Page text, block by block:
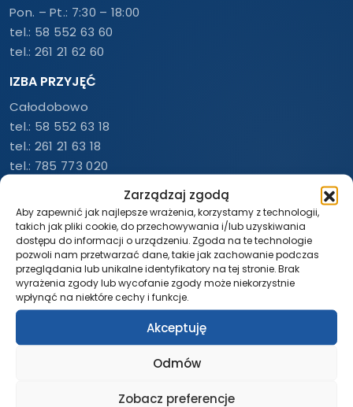
Zarządzaj zgodą
Aby zapewnić jak najlepsze wrażenia, korzystamy z technologii,
takich jak pliki cookie, do przechowywania i/lub uzyskiwania
dostępu do informacji o urządzeniu. Zgoda na te technologie
pozwoli nam przetwarzać dane, takie jak zachowanie podczas
przeglądania lub unikalne identyfikatory na tej stronie. Brak
wyrażenia zgody lub wycofanie zgody może niekorzystnie
wpłynąć na niektóre cechy i funkcje.
Akceptuję
Odmów
Zobacz preferencje
Pon. – Pt.: 7:30 – 18:00
tel.: 58 552 63 60
tel.: 261 21 62 60
IZBA PRZYJĘĆ
Całodobowo
tel.: 58 552 63 18
tel.: 261 21 63 18
tel.: 785 773 020
LABORATORIUM – DIAGNOSTYKA
Całodobowo
tel.:58 552 62 84
tel.:261 21 62 84
O NAS
Informacje
Deklaracja dostępności